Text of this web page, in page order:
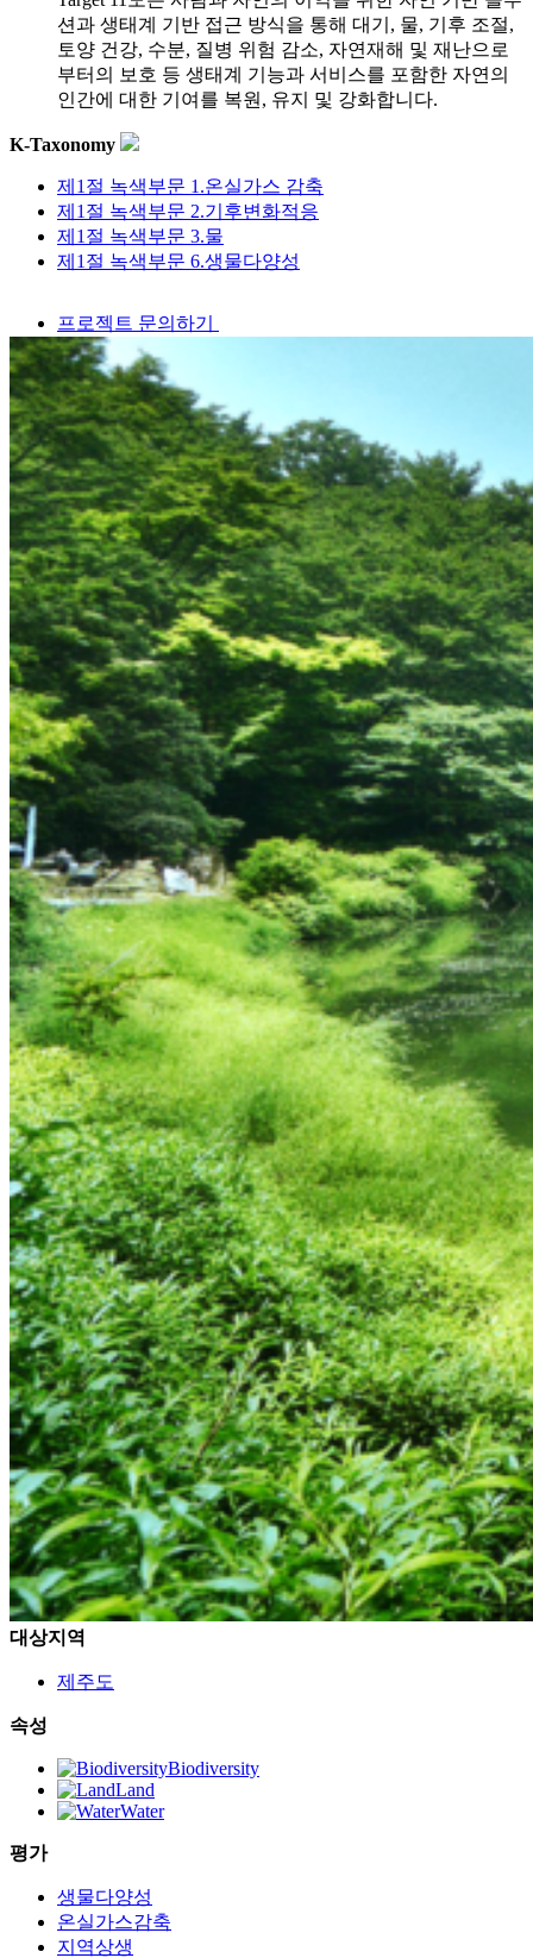
션과 생태계 기반 접근 방식을 통해 대기, 물, 기후 조절,
토양 건강, 수분, 질병 위험 감소, 자연재해 및 재난으로
부터의 보호 등 생태계 기능과 서비스를 포함한 자연의
인간에 대한 기여를 복원, 유지 및 강화합니다.
K-Taxonomy
제1절 녹색부문 1.온실가스 감축
제1절 녹색부문 2.기후변화적응
제1절 녹색부문 3.물
제1절 녹색부문 6.생물다양성
프로젝트 문의하기
대상지역
제주도
속성
Biodiversity
Land
Water
평가
생물다양성
온실가스감축
지역상생